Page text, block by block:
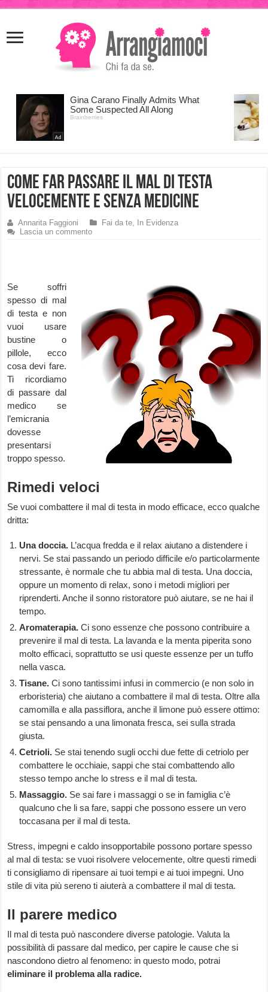
giriş
kingroyal
Come far passare il Mal di Testa
Velocemente e Senza Medicine
Annarita Faggioni Fai da te,
In Evidenza
Lascia un commento
Se soffri
spesso di mal
di testa e non
vuoi usare
bustine o
pillole, ecco
cosa devi fare.
Ti ricordiamo
di passare dal
medico se
l’emicrania
dovesse
presentarsi
troppo spesso.
Rimedi veloci
Se vuoi combattere il mal di testa in modo efficace, ecco qualche
dritta:
Una doccia. L’acqua fredda e il relax aiutano a distendere i
nervi. Se stai passando un periodo difficile e/o particolarmente
stressante, è normale che tu abbia mal di testa. Una doccia,
oppure un momento di relax, sono i metodi migliori per
riprenderti. Anche il sonno ristoratore può aiutare, se ne hai il
tempo.
Aromaterapia. Ci sono essenze che possono contribuire a
prevenire il mal di testa. La lavanda e la menta piperita sono
molto efficaci, soprattutto se usi queste essenze per un tuffo
nella vasca.
Tisane.Ci sono tantissimi infusi in commercio (e non solo in
erboristeria) che aiutano a combattere il mal di testa. Oltre alla
camomilla e alla passiflora, anche il limone può essere ottimo:
se stai pensando a una limonata fresca, sei sulla strada
giusta.
Cetrioli. Se stai tenendo sugli occhi due fette di cetriolo per
combattere le occhiaie, sappi che stai combattendo allo
stesso tempo anche lo stress e il mal di testa.
Massaggio. Se sai fare i massaggi o se in famiglia c’è
qualcuno che li sa fare, sappi che possono essere un vero
toccasana per il mal di testa.
Stress, impegni e caldo insopportabile possono portare spesso
al mal di testa: se vuoi risolvere velocemente, oltre questi rimedi
ti consigliamo di ripensare ai tuoi tempi e ai tuoi impegni. Uno
stile di vita più sereno ti aiuterà a combattere il mal di testa.
Il parere medico
Il mal di testa può nascondere diverse patologie. Valuta la
possibilità di passare dal medico, per capire le cause che si
nascondono dietro al fenomeno: in questo modo, potrai
eliminare il problema alla radice.